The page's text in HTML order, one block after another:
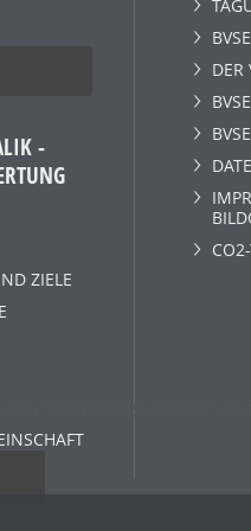
-
ZIELE
DER
notwendige